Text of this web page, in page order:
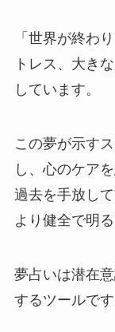
「世界が終わ
トレス、大き
しています。
この夢が示す
し、心のケア
過去を手放し
より健全で明
夢占いは潜在
するツールです